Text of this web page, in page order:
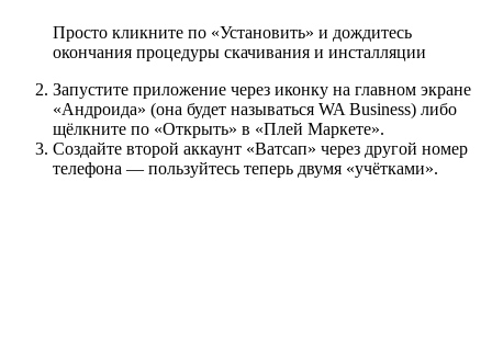
Просто кликните по «Установить» и дождитесь
окончания процедуры скачивания и инсталляции
Запустите приложение через иконку на главном экране
«Андроида» (она будет называться WA Business) либо
щёлкните по «Открыть» в «Плей Маркете».
Создайте второй аккаунт «Ватсап» через другой номер
телефона — пользуйтесь теперь двумя «учётками».